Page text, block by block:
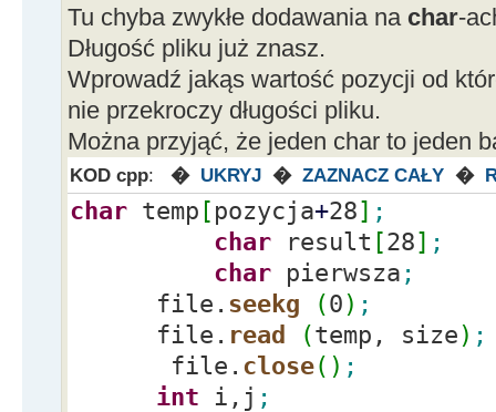
Tu chyba zwykłe dodawania na char-
Długość pliku już znasz.
Wprowadź jakąs wartość pozycji od
nie przekroczy długości pliku.
Można przyjąć, że jeden char to jeden
KOD cpp: � UKRYJ � ZAZNACZ CAŁY �
char temp [ pozycja+28] ;
char result [28] ;
char pierwsza ;
file. seekg (0 ) ;
file. read (temp, size ) ;
file. close( ) ;
int i,j ;